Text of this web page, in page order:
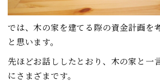
では、木の家を建てる際の資金計画を
と思います。
先ほどお話ししたとおり、木の家と一
にさまざまです。